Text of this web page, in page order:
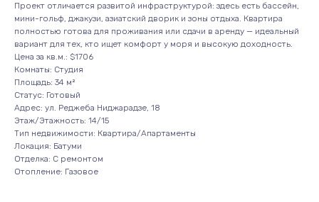
Проект отличается развитой инфраструктурой: здесь есть бассейн,
мини-гольф, джакузи, азиатский дворик и зоны отдыха. Квартира
полностью готова для проживания или сдачи в аренду — идеальный
вариант для тех, кто ищет комфорт у моря и высокую доходность.
Цена за кв.м.: $1706
Комнаты: Студия
Площадь: 34 м²
Статус: Готовый
Адрес: ул. Реджеба Ниджарадзе, 18
Этаж/Этажность: 14/15
Тип недвижимости: Квартира/Апартаменты
Локация: Батуми
Отделка: С ремонтом
Отопление: Газовое